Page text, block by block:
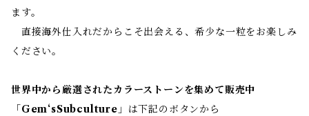
ます。
直接海外仕入れだからこそ出会える、希少な一粒をお楽しみ
ください。
世界中から厳選されたカラーストーンを集めて販売中
「Gem‘sSubculture 」は下記のボタンから